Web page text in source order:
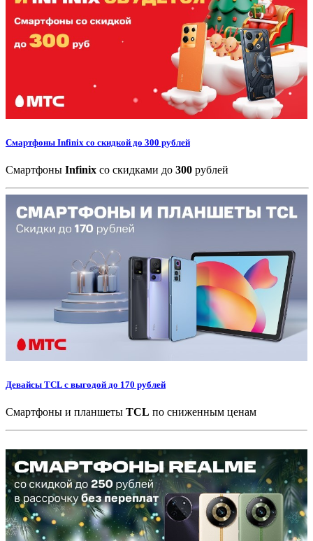
Cмартфоны Infinix со скидкой до 300 рублей
Смартфоны Infinix со скидками до 300 рублей
Девайсы TCL с выгодой до 170 рублей
Смартфоны и планшеты TCL по сниженным ценам